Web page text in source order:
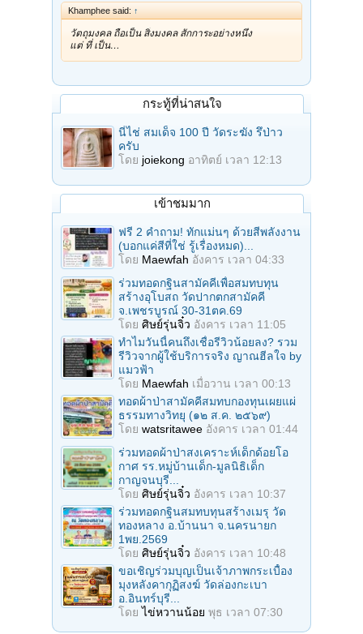
Khamphee said: ↑
วัตถุมงคล ถือเป็น สิ่งมงคล สักการะอย่างหนึ่ง
แต่ ที่ เป็น…
กระทู้ที่น่าสนใจ
นี่ไช่ สมเด็จ 100 ปี วัดระฆัง รึป่าว
ครับ
โดย joiekong อาทิตย์ เวลา 12:13
เข้าชมมาก
ฟรี 2 คำถาม! ทักแม่นๆ ด้วยสีพลังงาน
(บอกแค่สีที่ใช่ รู้เรื่องหมด)...
โดย Maewfah อังคาร เวลา 04:33
ร่วมทอดกฐินสามัคคีเพื่อสมทบทุน
สร้างอุโบสถ วัดปากตกสามัคคี
จ.เพชรบูรณ์ 30-31ตค.69
โดย ศิษย์รุ่นจิ๋ว อังคาร เวลา 11:05
ทำไมวันนี้คนถึงเชื่อรีวิวน้อยลง? รวม
รีวิวจากผู้ใช้บริการจริง ญาณฮีลใจ by
แมวฟ้า
โดย Maewfah เมื่อวาน เวลา 00:13
ทอดผ้าป่าสามัคคีสมทบกองทุนเผยแผ่
ธรรมทางวิทยุ (๑๒ ส.ค. ๒๕๖๙)
โดย watsritawee อังคาร เวลา 01:44
ร่วมทอดผ้าป่าสงเคราะห์เด็กด้อยโอ
กาศ รร.หมู่บ้านเด็ก-มูลนิธิเด็ก
กาญจนบุรี...
โดย ศิษย์รุ่นจิ๋ว อังคาร เวลา 10:37
ร่วมทอดกฐินสมทบทุนสร้างเมรุ วัด
ทองหลาง อ.บ้านนา จ.นครนายก
1พย.2569
โดย ศิษย์รุ่นจิ๋ว อังคาร เวลา 10:48
ขอเชิญร่วมบุญเป็นเจ้าภาพกระเบื้อง
มุงหลังคากุฏิสงฆ์ วัดล่องกะเบา
อ.อินทร์บุรี...
โดยไข่หวานน้อย พุธ เวลา 07:30